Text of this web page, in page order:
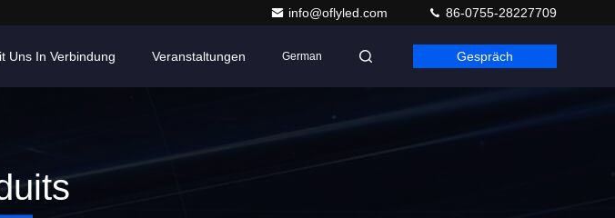
info@oflyled.com 86-0755-28227709
Uns In Verbindung Veranstaltungen German Gespräch